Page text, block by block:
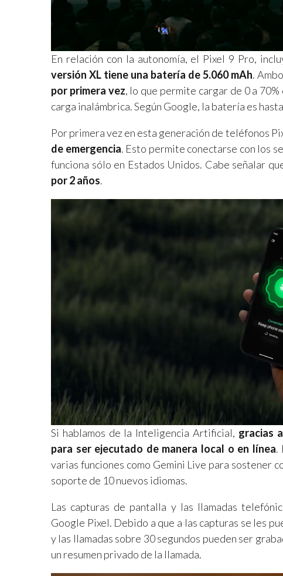
En relación con la autonomía, el Pixel 9 Pro,
versión XL tiene una batería de 5.060 mAh.
por primera vez, lo que permite cargar de 0 a
carga inalámbrica. Según Google, la batería es
Por primera vez en esta generación de teléfonos
de emergencia. Esto permite conectarse con los
funciona sólo en Estados Unidos. Cabe señalar
por 2 años.
Si hablamos de la Inteligencia Artificial, gracias
para ser ejecutado de manera local o en línea.
varias funciones como Gemini Live para sostener
soporte de 10 nuevos idiomas.
Las capturas de pantalla y las llamadas
Google Pixel. Debido a que a las capturas se les
y las llamadas sobre 30 segundos pueden ser
un resumen privado de la llamada.